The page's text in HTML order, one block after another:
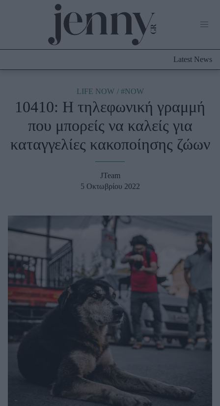
Culture
Fashion
Shopping
Styling Tips
Fashion News
Μαλλιά - Νύχια
Μακιγιάζ
Beauty News
Well being
Ψυχολογία
Υγεία + Διατροφή
Fitness
Woman Power
Latest News
LIFE NOW #NOW
10410: Η τηλεφωνική γραμμή
που μπορείς να καλείς για
καταγγελίες κακοποίησης ζώων
JTeam
5 Οκτωβρίου 2022